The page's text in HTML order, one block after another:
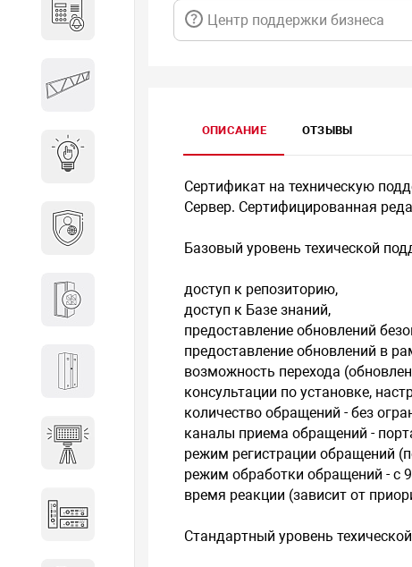
Интерактивные решения
Информационная
Осветительные установки
Центр поддержки бизнеса
ОПИСАНИЕ ОТЗЫВЫ
Сертификат на техническую
Сервер. Сертифицированная
Базовый уровень техической
доступ к репозиторию,
доступ к Базе знаний,
предоставление обновлений
предоставление обновлений в
возможность перехода
консультации по установке,
количество обращений - без
каналы приема обращений -
режим регистрации обращений
режим обработки обращений - с
время реакции (зависит от
Стандартный уровень